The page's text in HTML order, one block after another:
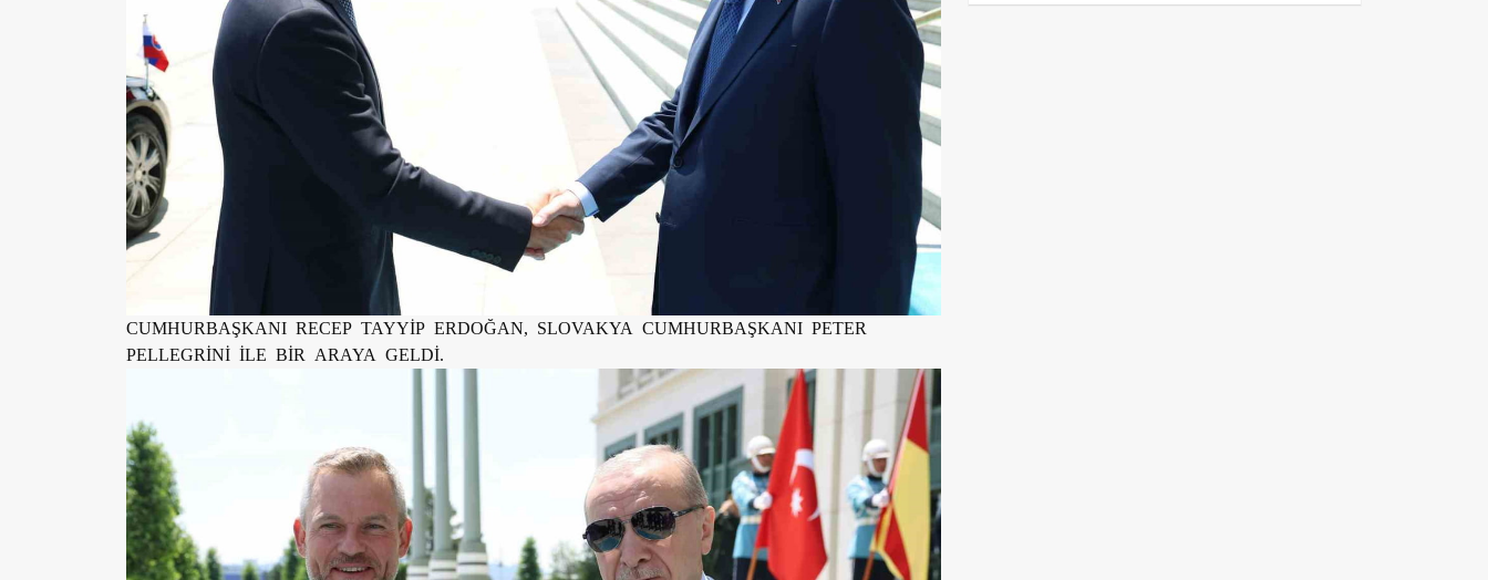
CUMHURBAŞKANI RECEP TAYYİP ERDOĞAN, SLOVAKYA CUMHURBAŞKANI PETER
PELLEGRİNİ İLE BİR ARAYA GELDİ.